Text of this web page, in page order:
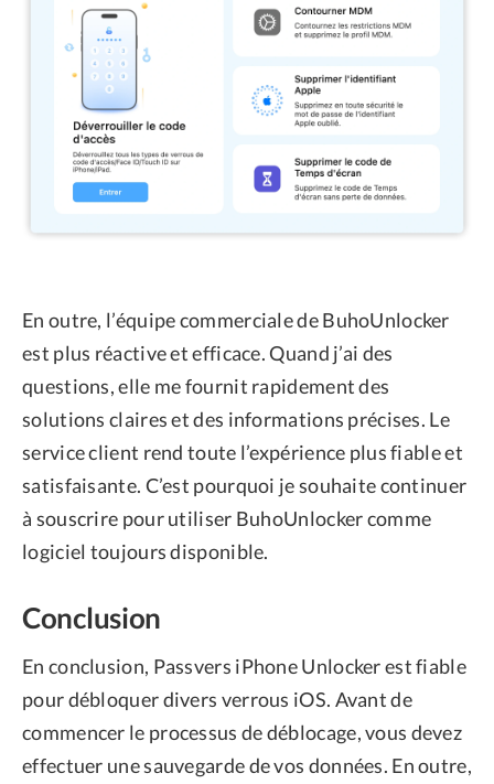
En outre, l’équipe commerciale de BuhoUnlocker
est plus réactive et efficace. Quand j’ai des
questions, elle me fournit rapidement des
solutions claires et des informations précises. Le
service client rend toute l’expérience plus fiable et
satisfaisante. C’est pourquoi je souhaite continuer
à souscrire pour utiliser BuhoUnlocker comme
logiciel toujours disponible.
Conclusion
En conclusion, Passvers iPhone Unlocker est fiable
pour débloquer divers verrous iOS. Avant de
commencer le processus de déblocage, vous devez
effectuer une sauvegarde de vos données. En outre,